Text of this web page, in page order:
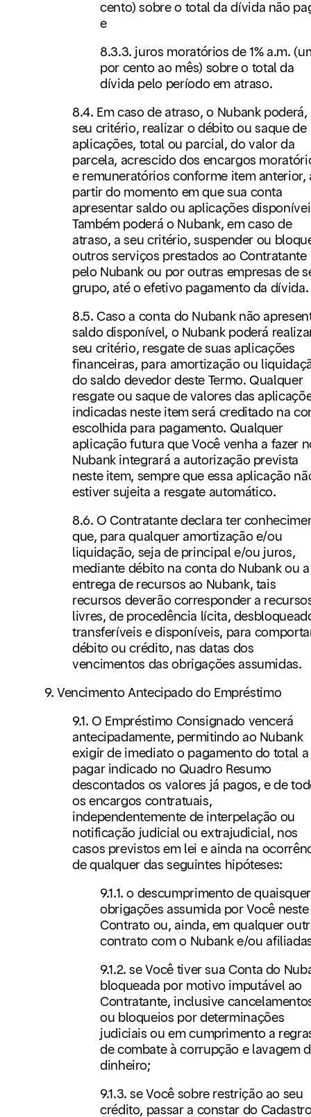
cento) sobre o total da dívida não
e
8.3.3. juros moratórios de 1% a.m.
por cento ao mês) sobre o total da
dívida pelo período em atraso.
8.4. Em caso de atraso, o Nubank poderá,
seu critério, realizar o débito ou saque de
aplicações, total ou parcial, do valor da
parcela, acrescido dos encargos
e remuneratórios conforme item anterior,
partir do momento em que sua conta
apresentar saldo ou aplicações
Também poderá o Nubank, em caso de
atraso, a seu critério, suspender ou
outros serviços prestados ao Contratante
pelo Nubank ou por outras empresas de
grupo, até o efetivo pagamento da dívida.
8.5. Caso a conta do Nubank não
saldo disponível, o Nubank poderá
seu critério, resgate de suas aplicações
financeiras, para amortização ou
do saldo devedor deste Termo. Qualquer
resgate ou saque de valores das
indicadas neste item será creditado na
escolhida para pagamento. Qualquer
aplicação futura que Você venha a fazer
Nubank integrará a autorização prevista
neste item, sempre que essa aplicação
estiver sujeita a resgate automático.
8.6. O Contratante declara ter
que, para qualquer amortização e/ou
liquidação, seja de principal e/ou juros,
mediante débito na conta do Nubank ou a
entrega de recursos ao Nubank, tais
recursos deverão corresponder a
livres, de procedência lícita,
transferíveis e disponíveis, para
débito ou crédito, nas datas dos
vencimentos das obrigações assumidas.
9. Vencimento Antecipado do Empréstimo
9.1. O Empréstimo Consignado vencerá
antecipadamente, permitindo ao Nubank
exigir de imediato o pagamento do total a
pagar indicado no Quadro Resumo
descontados os valores já pagos, e de
os encargos contratuais,
independentemente de interpelação ou
notificação judicial ou extrajudicial, nos
casos previstos em lei e ainda na
de qualquer das seguintes hipóteses:
9.1.1. o descumprimento de quaisquer
obrigações assumida por Você neste
Contrato ou, ainda, em qualquer
contrato com o Nubank e/ou
9.1.2. se Você tiver sua Conta do
bloqueada por motivo imputável ao
Contratante, inclusive
ou bloqueios por determinações
judiciais ou em cumprimento a
de combate à corrupção e lavagem
dinheiro;
9.1.3. se Você sobre restrição ao seu
crédito, passar a constar do